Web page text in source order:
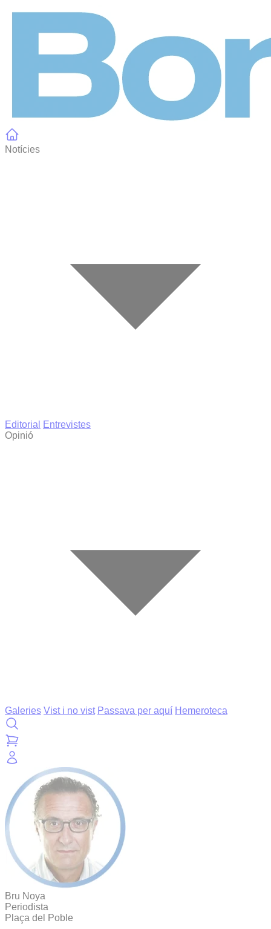
Notícies
Editorial
Entrevistes
Opinió
Galeries Vist i no vist Passava per aquí Hemeroteca
Bru Noya
Periodista
Plaça del Poble